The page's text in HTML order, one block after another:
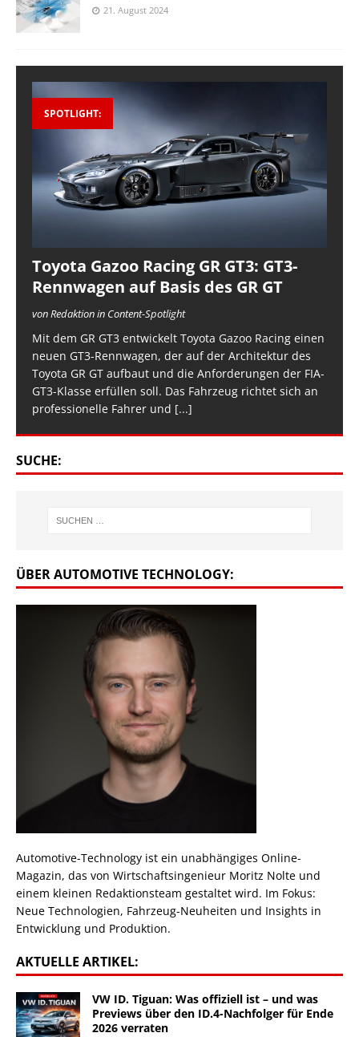
21. August 2024
SPOTLIGHT:
Toyota Gazoo Racing GR GT3: GT3-
Rennwagen auf Basis des GR GT
von Redaktion in Content-Spotlight
Mit dem GR GT3 entwickelt Toyota Gazoo Racing einen
neuen GT3-Rennwagen, der auf der Architektur des
Toyota GR GT aufbaut und die Anforderungen der FIA-
GT3-Klasse erfüllen soll. Das Fahrzeug richtet sich an
professionelle Fahrer und [...]
SUCHE:
ÜBER AUTOMOTIVE TECHNOLOGY:
Automotive-Technology ist ein unabhängiges Online-
Magazin, das von Wirtschaftsingenieur Moritz Nolte und
einem kleinen Redaktionsteam gestaltet wird. Im Fokus:
Neue Technologien, Fahrzeug-Neuheiten und Insights in
Entwicklung und Produktion.
AKTUELLE ARTIKEL:
VW ID. Tiguan: Was offiziell ist – und was
Previews über den ID.4-Nachfolger für Ende
2026 verraten